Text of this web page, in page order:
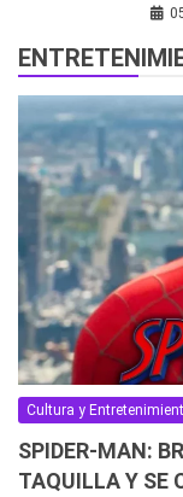
Cultura y
SPIDER-MAN:
TAQUILLA Y SE